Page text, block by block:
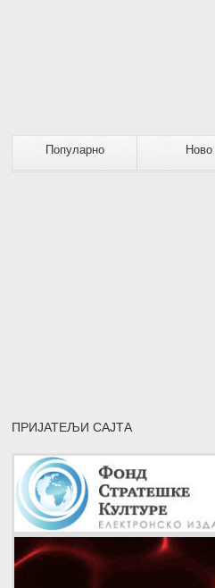
Популарно Ново
ПРИЈАТЕЉИ САЈТА